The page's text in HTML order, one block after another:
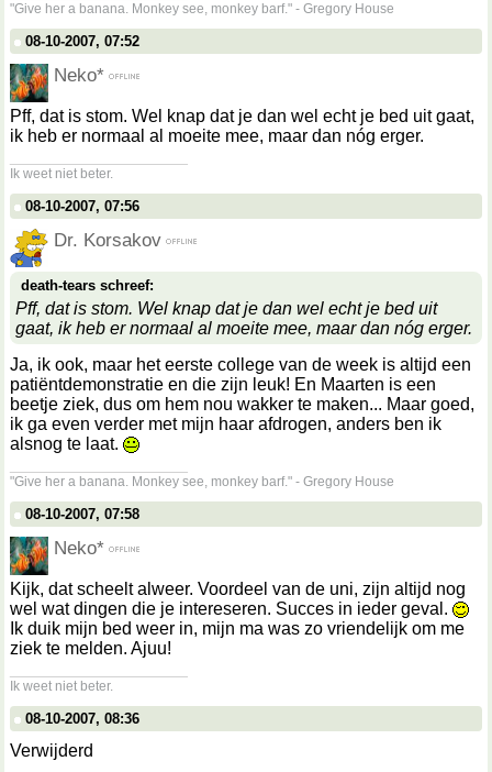
"Give her a banana. Monkey see, monkey barf." - Gregory House
08-10-2007, 07:52
Neko*
Pff, dat is stom. Wel knap dat je dan wel echt je bed uit gaat,
ik heb er normaal al moeite mee, maar dan nóg erger.
Ik weet niet beter.
08-10-2007, 07:56
Dr. Korsakov
death-tears schreef:
Pff, dat is stom. Wel knap dat je dan wel echt je bed uit
gaat, ik heb er normaal al moeite mee, maar dan nóg erger.
Ja, ik ook, maar het eerste college van de week is altijd een
patiëntdemonstratie en die zijn leuk! En Maarten is een
beetje ziek, dus om hem nou wakker te maken... Maar goed,
ik ga even verder met mijn haar afdrogen, anders ben ik
alsnog te laat.
"Give her a banana. Monkey see, monkey barf." - Gregory House
08-10-2007, 07:58
Neko*
Kijk, dat scheelt alweer. Voordeel van de uni, zijn altijd nog
wel wat dingen die je intereseren. Succes in ieder geval.
Ik duik mijn bed weer in, mijn ma was zo vriendelijk om me
ziek te melden. Ajuu!
Ik weet niet beter.
08-10-2007, 08:36
Verwijderd